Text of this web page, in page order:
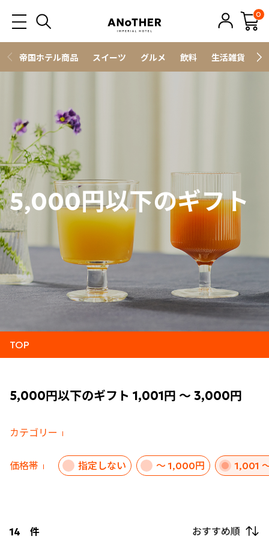
0
帝国ホテル商品 スイーツ グルメ 飲料 生活雑貨
5,000円以下のギフト
TOP
5,000円以下のギフト 1,001円 ～ 3,000円
カテゴリー
価格帯 指定しない ～ 1,000円 1,001
14 件 おすすめ順